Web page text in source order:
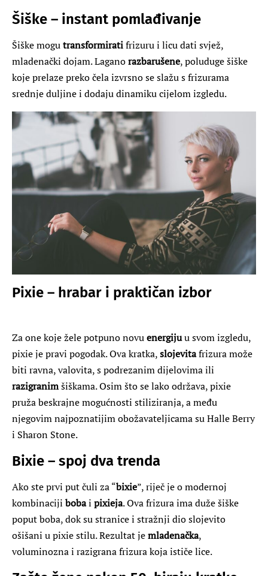
Šiške – instant pomlađivanje
Šiške mogutransformiratifrizuru i licu dati svjež,
mladenački dojam. Laganorazbarušene, poluduge šiške
koje prelaze preko čela izvrsno se slažu s frizurama
srednje duljine i dodaju dinamiku cijelom izgledu.
Pixie – hrabar i praktičan izbor
Za one koje žele potpuno novuenergijuu svom izgledu,
pixie je pravi pogodak. Ova kratka,slojevitafrizura može
biti ravna, valovita, s podrezanim dijelovima ili
razigranimšiškama. Osim što se lako održava, pixie
pruža beskrajne mogućnosti stiliziranja, a među
njegovim najpoznatijim obožavateljicama su Halle Berry
i Sharon Stone.
Bixie – spoj dva trenda
Ako ste prvi put čuli za “bixie”, riječ je o modernoj
kombinaciji bobai pixieja. Ova frizura ima duže šiške
poput boba, dok su stranice i stražnji dio slojevito
ošišani u pixie stilu. Rezultat jemladenačka,
voluminozna i razigrana frizura koja ističe lice.